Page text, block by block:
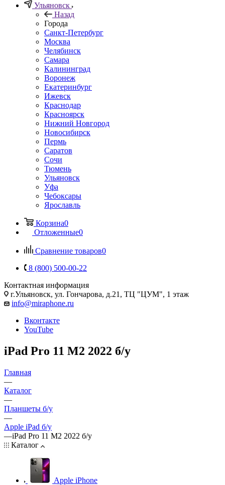
Ульяновск
Назад
Города
Санкт-Петербург
Москва
Челябинск
Самара
Калининград
Воронеж
Екатеринбург
Ижевск
Краснодар
Красноярск
Нижний Новгород
Новосибирск
Пермь
Саратов
Сочи
Тюмень
Ульяновск
Уфа
Чебоксары
Ярославль
Корзина0
Отложенные0
Сравнение товаров0
8 (800) 500-00-22
Контактная информация
г.Ульяновск, ул. Гончарова, д.21, ТЦ "ЦУМ", 1 этаж
info@miraphone.ru
Вконтакте
YouTube
iPad Pro 11 M2 2022 б/у
Главная
—
Каталог
—
Планшеты б/у
—
Apple iPad б/у
—iPad Pro 11 M2 2022 б/у
Каталог
Apple iPhone